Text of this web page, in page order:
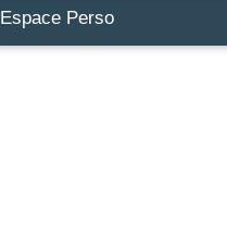
Espace Perso